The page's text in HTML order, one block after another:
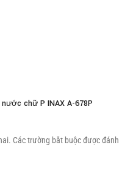
chữ P INAX A-678P
Các trường bắt buộc được đánh